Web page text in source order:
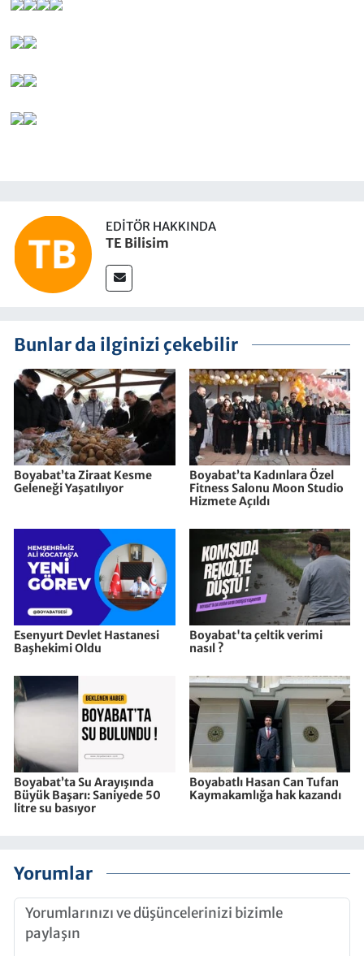
EDITÖR HAKKINDA
TE Bilisim
Bunlar da ilginizi çekebilir
Boyabat’ta Ziraat Kesme
Geleneği Yaşatılıyor
Boyabat’ta Kadınlara Özel
Fitness Salonu Moon Studio
Hizmete Açıldı
Esenyurt Devlet Hastanesi
Başhekimi Oldu
Boyabat'ta çeltik verimi
nasıl ?
Boyabat’ta Su Arayışında
Büyük Başarı: Saniyede 50
litre su basıyor
Boyabatlı Hasan Can Tufan
Kaymakamlığa hak kazandı
Yorumlar